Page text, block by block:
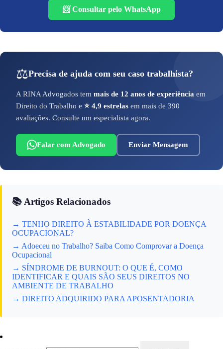
📨 Consultar pelo WhatsApp
⚖️Precisa de ajuda com seu caso trabalhista?
A RINA Advogados tem mais de 12 anos de experiência em
Direito do Trabalho e ⭐ 4,9 estrelas em mais de 390
avaliações. Consulte um especialista agora.
Falar com Advogado Enviar Mensagem
📚 Artigos Relacionados
→ TENHO DIREITO À ESTABILIDADE POR DOENÇA
OCUPACIONAL?
→ Adoeceu no Trabalho? Saiba Como Comprovar a Doença
Ocupacional
→ SÍNDROME DE BURNOUT: O QUE É, COMO
IDENTIFICAR E QUAIS SÃO SEUS DIREITOS NO
AMBIENTE DE TRABALHO
→ DIREITO ADQUIRIDO PARA APOSENTADORIA